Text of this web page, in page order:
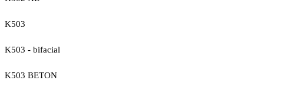
K503
K503 - bifacial
K503 BETON